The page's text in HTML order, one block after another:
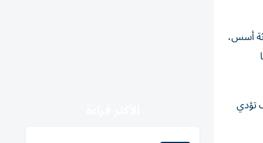
أسس،
تؤدي